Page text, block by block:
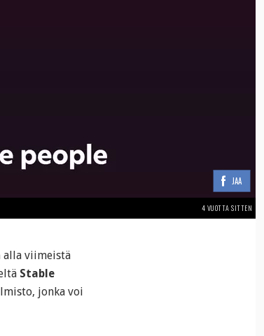
JAA
4 VUOTTA SITTEN
alla viimeistä
Stable
jonka voi